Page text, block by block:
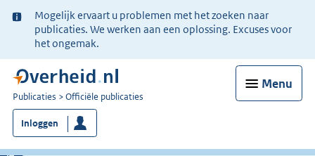
Ter
informatie:
Mogelijk ervaart u problemen met het zoeken naar
publicaties. We werken aan een oplossing. Excuses voor
het ongemak.
Menu
U
bent
nu
hier:
Publicaties Officiële publicaties
Inloggen